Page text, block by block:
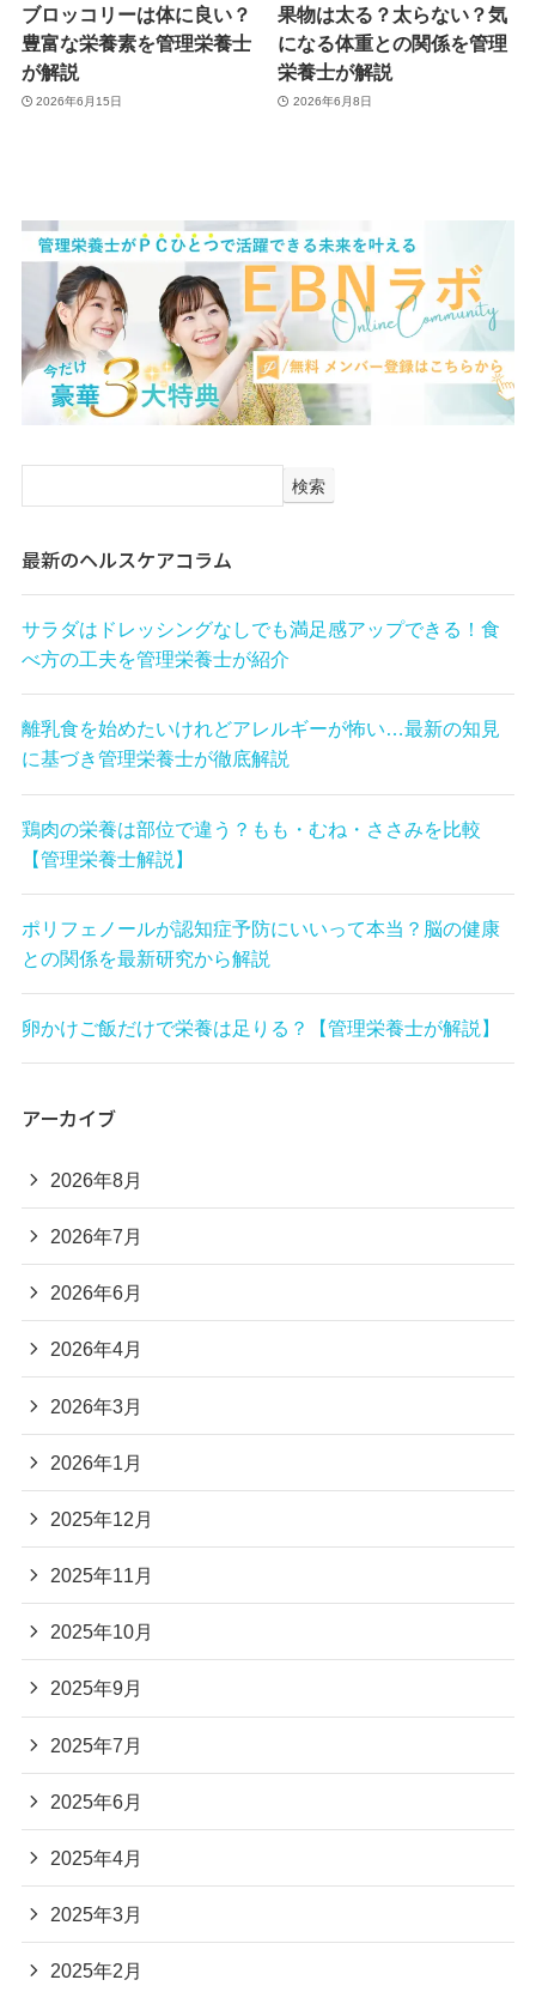
ブロッコリーは体に良い？
豊富な栄養素を管理栄養士
が解説
2026年6月15日
果物は太る？太らない？気
になる体重との関係を管理
栄養士が解説
2026年6月8日
検索
最新のヘルスケアコラム
サラダはドレッシングなしでも満足感アップできる！食
べ方の工夫を管理栄養士が紹介
離乳食を始めたいけれどアレルギーが怖い…最新の知見
に基づき管理栄養士が徹底解説
鶏肉の栄養は部位で違う？もも・むね・ささみを比較
【管理栄養士解説】
ポリフェノールが認知症予防にいいって本当？脳の健康
との関係を最新研究から解説
卵かけご飯だけで栄養は足りる？【管理栄養士が解説】
アーカイブ
2026年8月
2026年7月
2026年6月
2026年4月
2026年3月
2026年1月
2025年12月
2025年11月
2025年10月
2025年9月
2025年7月
2025年6月
2025年4月
2025年3月
2025年2月